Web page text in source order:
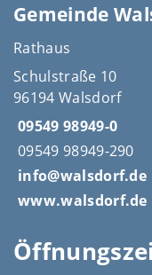
Gemeinde
Rathaus
Schulstraße 10
96194 Walsdorf
09549 98949-0
09549 98949-290
info@walsdorf.de
www.walsdorf.de